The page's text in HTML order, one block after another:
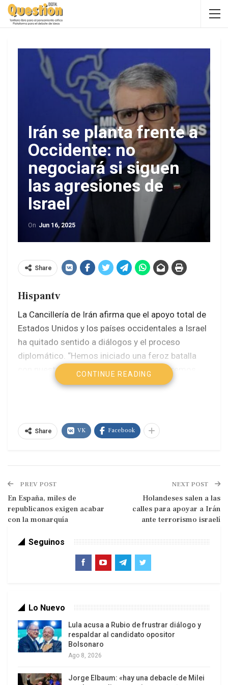
Irán se planta frente a
Occidente: no
negociará si siguen
las agresiones de
Israel
On Jun 16, 2025
Share
Hispantv
La Cancillería de Irán afirma que el apoyo total de
Estados Unidos y los países occidentales a Israel
ha quitado sentido a diálogos y el proceso
diplomático. “Hemos iniciado una feroz batalla
con nuestras propias fuerzas y continuaremos
con firmeza. Nuestra respuesta a este régimen
humanas”, ha declarado Esmail Baqai, portavoz
del Ministerio de Asuntos Exteriores de Irán.
Netanyahu reconoce el poder militar iraní
tras ataque en Bat Yam
Francia, Alemania y Reino Unido ofrecen
El vocero ha hecho estas declaraciones este
lunes, el cuarto día consecutivo en que Irán se
Baqai.
Ha asegurado asimismo que todos los países que
apoyan al régimen sionista o intentan justificarlo
son cómplices de sus crímenes, y permanecerán
en la memoria de los iraníes y de los pueblos de la
CONTINUE READING
Share VK Facebook
PREV POST
En España, miles de
republicanos exigen acabar
con la monarquía
NEXT POST
Holandeses salen a las
calles para apoyar a Irán
ante terrorismo israelí
Seguinos
Lo Nuevo
Lula acusa a Rubio de frustrar diálogo y
respaldar al candidato opositor
Bolsonaro
Ago 8, 2026
Jorge Elbaum: «hay una debacle de Milei